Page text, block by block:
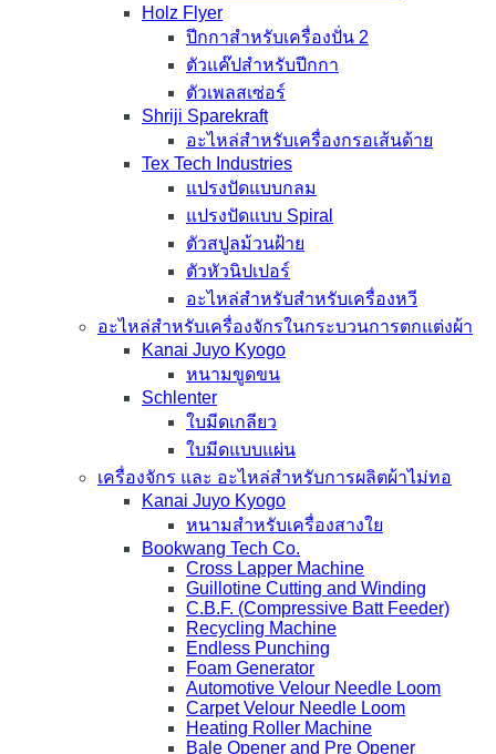
Holz Flyer
ปีกกาสำหรับเครื่องปั่น 2
ตัวแค๊ปสำหรับปีกกา
ตัวเพลสเซ่อร์
Shriji Sparekraft
อะไหล่สำหรับเครื่องกรอเส้นด้าย
Tex Tech Industries
แปรงปัดแบบกลม
แปรงปัดแบบ Spiral
ตัวสปูลม้วนฝ้าย
ตัวหัวนิปเปอร์
อะไหล่สำหรับสำหรับเครื่องหวี
อะไหล่สำหรับเครื่องจักรในกระบวนการตกแต่งผ้า
Kanai Juyo Kyogo
หนามขูดขน
Schlenter
ใบมีดเกลียว
ใบมีดแบบแผ่น
เครื่องจักร และ อะไหล่สำหรับการผลิตผ้าไม่ทอ
Kanai Juyo Kyogo
หนามสำหรับเครื่องสางใย
Bookwang Tech Co.
Cross Lapper Machine
Guillotine Cutting and Winding
C.B.F. (Compressive Batt Feeder)
Recycling Machine
Endless Punching
Foam Generator
Automotive Velour Needle Loom
Carpet Velour Needle Loom
Heating Roller Machine
Bale Opener and Pre Opener